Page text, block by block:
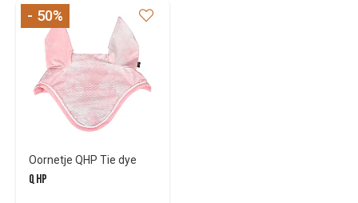
Oornetje QHP Tie dye
QHP
- 50%